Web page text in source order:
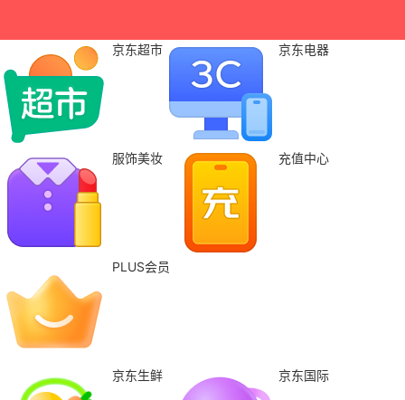
京东超市 京东电器
服饰美妆 充值中心
PLUS会员
京东生鲜 京东国际